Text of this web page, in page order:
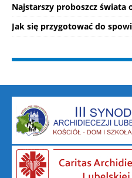
Najstarszy proboszcz świata
Jak się przygotować do